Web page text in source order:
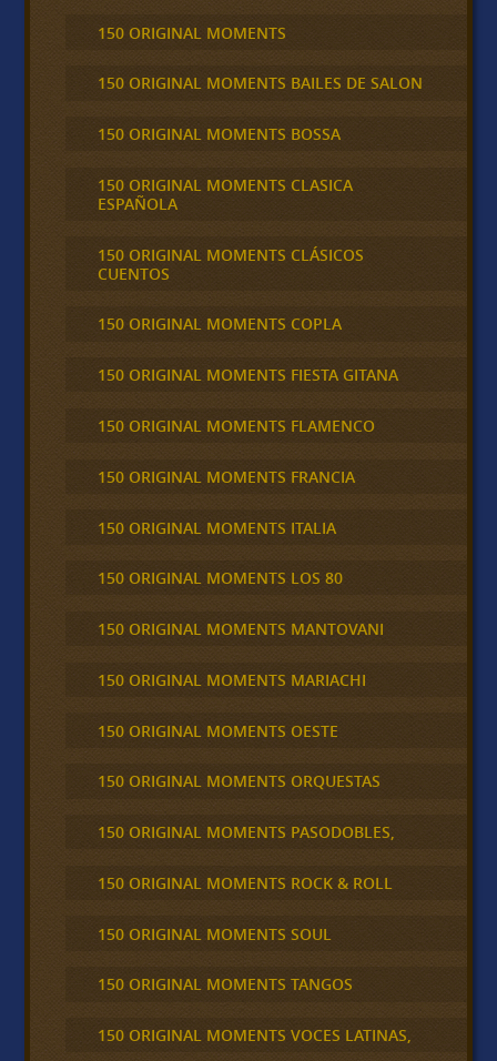
150 ORIGINAL MOMENTS
150 ORIGINAL MOMENTS BAILES DE SALON
150 ORIGINAL MOMENTS BOSSA
150 ORIGINAL MOMENTS CLASICA
ESPAÑOLA
150 ORIGINAL MOMENTS CLÁSICOS
CUENTOS
150 ORIGINAL MOMENTS COPLA
150 ORIGINAL MOMENTS FIESTA GITANA
150 ORIGINAL MOMENTS FLAMENCO
150 ORIGINAL MOMENTS FRANCIA
150 ORIGINAL MOMENTS ITALIA
150 ORIGINAL MOMENTS LOS 80
150 ORIGINAL MOMENTS MANTOVANI
150 ORIGINAL MOMENTS MARIACHI
150 ORIGINAL MOMENTS OESTE
150 ORIGINAL MOMENTS ORQUESTAS
150 ORIGINAL MOMENTS PASODOBLES,
150 ORIGINAL MOMENTS ROCK & ROLL
150 ORIGINAL MOMENTS SOUL
150 ORIGINAL MOMENTS TANGOS
150 ORIGINAL MOMENTS VOCES LATINAS,